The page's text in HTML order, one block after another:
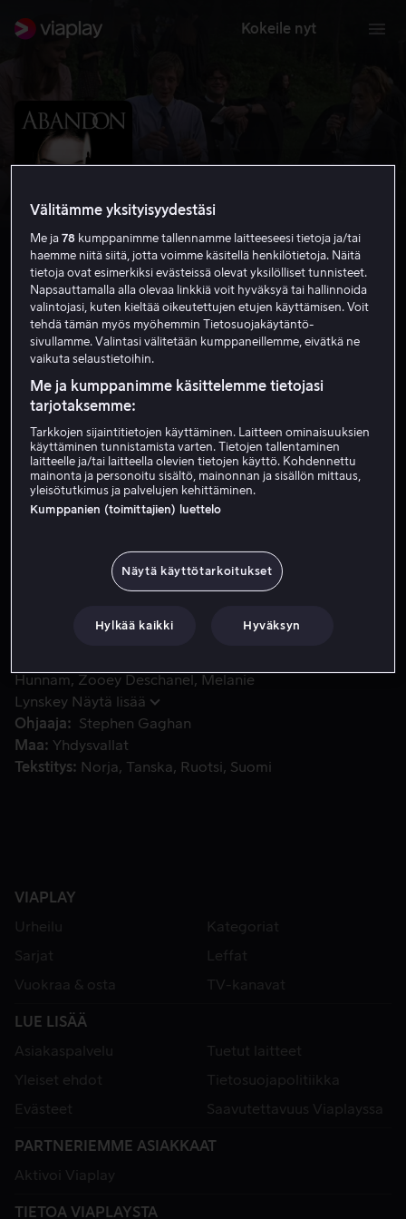
Kokeile nyt
Abandon
4.8 Draama
Vuokraa 4,99 €
Osta 10,99 €
yliopistossa. Katie ei myöskään ole päässyt yli ex-
poikaystävästään Embrystä, jonka selittämätön
Hunnam
Zooey Deschanel
Melanie
Lynskey Näytä lisää
Ohjaaja
Stephen Gaghan
Maa
Yhdysvallat
Tekstitys
Norja Tanska Ruotsi Suomi
VIAPLAY
Urheilu
Kategoriat
Sarjat
Leffat
Vuokraa & osta
TV-kanavat
LUE LISÄÄ
Asiakaspalvelu
Tuetut laitteet
Yleiset ehdot
Tietosuojapolitiikka
Evästeet
Saavutettavuus Viaplayssa
PARTNERIEMME ASIAKKAAT
Aktivoi Viaplay
TIETOA VIAPLAYSTA
Välitämme yksityisyydestäsi
Me ja78 kumppanimme tallennamme laitteeseesi tietoja ja/tai
haemme niitä siitä, jotta voimme käsitellä henkilötietoja. Näitä
tietoja ovat esimerkiksi evästeissä olevat yksilölliset tunnisteet.
Napsauttamalla alla olevaa linkkiä voit hyväksyä tai hallinnoida
valintojasi, kuten kieltää oikeutettujen etujen käyttämisen. Voit
tehdä tämän myös myöhemmin Tietosuojakäytäntö-
sivullamme. Valintasi välitetään kumppaneillemme, eivätkä ne
vaikuta selaustietoihin.
Me ja kumppanimme käsittelemme tietojasi
tarjotaksemme:
Tarkkojen sijaintitietojen käyttäminen. Laitteen ominaisuuksien
käyttäminen tunnistamista varten. Tietojen tallentaminen
laitteelle ja/tai laitteella olevien tietojen käyttö. Kohdennettu
mainonta ja personoitu sisältö, mainonnan ja sisällön mittaus,
yleisötutkimus ja palvelujen kehittäminen.
Kumppanien (toimittajien) luettelo
Näytä käyttötarkoitukset
Hylkää kaikki Hyväksyn